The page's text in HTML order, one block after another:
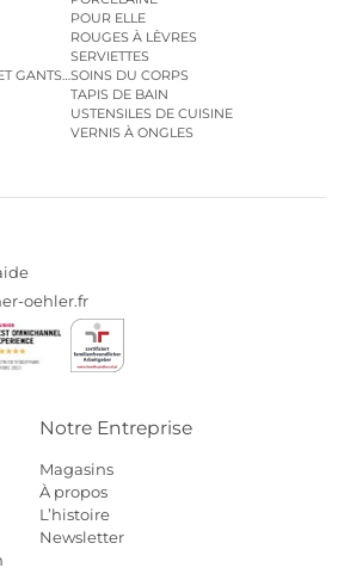
POUR ELLE
ROUGES À LÈVRES
SERVIETTES
GANTS DE TOILETTE
SOINS DU CORPS
TAPIS DE BAIN
USTENSILES DE CUISINE
VERNIS À ONGLES
oehler.fr
Notre Entreprise
Magasins
À propos
L’histoire
Newsletter